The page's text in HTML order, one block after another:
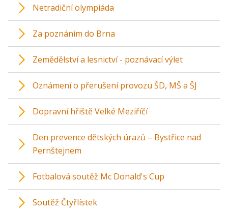
Netradiční olympiáda
Za poznáním do Brna
Zemědělství a lesnictví - poznávací výlet
Oznámení o přerušení provozu ŠD, MŠ a ŠJ
Dopravní hřiště Velké Meziříčí
Den prevence dětských úrazů – Bystřice nad
Pernštejnem
Fotbalová soutěž Mc Donald's Cup
Soutěž Čtyřlístek